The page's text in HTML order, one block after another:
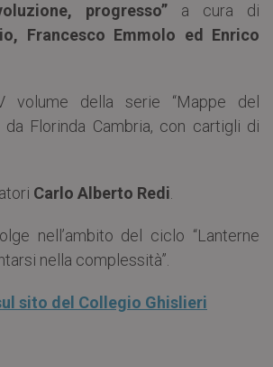
progresso” a cura di
Francesco Emmolo ed Enrico
volume della serie “Mappe del
da Florinda Cambria, con cartigli di
Carlo Alberto Redi
nell’ambito del ciclo “Lanterne
nella complessità”.
sito del Collegio Ghislieri